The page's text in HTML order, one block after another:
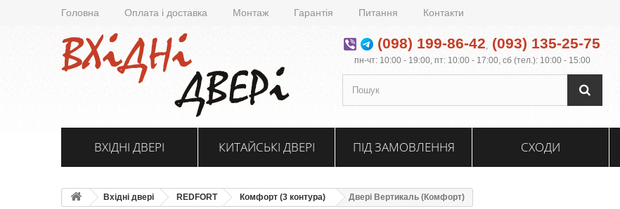
Головна Оплата і доставка Монтаж Гарантія Питання Контакти
(098) 199-86-42, (093) 135-25-75
пн-чт: 10:00 - 19:00, пт: 10:00 - 17:00, сб (тел.): 10:00 - 15:00
ВХІДНІ ДВЕРІ КИТАЙСЬКІ ДВЕРІ ПІД ЗАМОВЛЕННЯ СХОДИ
Вхідні двері REDFORT Комфорт (3 контура) Двері Вертикаль (Комфорт)